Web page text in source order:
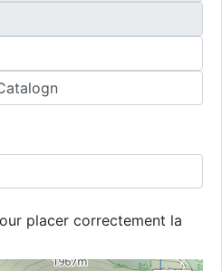
placer correctement la